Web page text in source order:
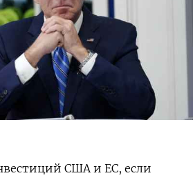
США и ЕС, если